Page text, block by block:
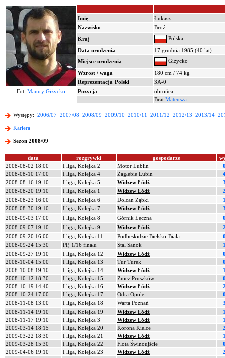
Imię
Łukasz
Nazwisko
Broź
Kraj
Polska
Data urodzenia
17 grudnia 1985 (40 lat)
Miejsce urodzenia
Giżycko
Wzrost / waga
180 cm / 74 kg
Reprezentacja Polski
3A-0
Fot: Mamry Giżycko Pozycja
obrońca
Brat Mateusza
Występy: 2006/07 2007/08 2008/09 2009/10 2010/11 2011/12 2012/13 2013/14
Kariera
Sezon 2008/09
data rozgrywki gospodarze
2008-08-02 18:00
I liga, Kolejka 2 Motor Lublin
2008-08-10 17:00
I liga, Kolejka 4 Zagłębie Lubin
2008-08-16 19:10
I liga, Kolejka 5 Widzew Łódź
2008-08-20 19:10
I liga, Kolejka 1 Widzew Łódź
2008-08-23 16:00
I liga, Kolejka 6 Dolcan Ząbki
2008-08-30 19:10
I liga, Kolejka 7 Widzew Łódź
2008-09-03 17:00
I liga, Kolejka 8 Górnik Łęczna
2008-09-07 19:10
I liga, Kolejka 9 Widzew Łódź
2008-09-20 16:00
I liga, Kolejka 11 Podbeskidzie Bielsko-Biała
2008-09-24 15:30
PP, 1/16 finału Stal Sanok
2008-09-27 19:10
I liga, Kolejka 12 Widzew Łódź
2008-10-04 15:00
I liga, Kolejka 13 Tur Turek
2008-10-08 19:10
I liga, Kolejka 14 Widzew Łódź
2008-10-12 18:30
I liga, Kolejka 15 Znicz Pruszków
2008-10-19 14:40
I liga, Kolejka 16 Widzew Łódź
2008-10-24 17:00
I liga, Kolejka 17 Odra Opole
2008-11-08 13:00
I liga, Kolejka 18 Warta Poznań
2008-11-14 19:10
I liga, Kolejka 19 Widzew Łódź
2008-11-17 19:10
I liga, Kolejka 3 Widzew Łódź
2009-03-14 18:15
I liga, Kolejka 20 Korona Kielce
2009-03-22 18:30
I liga, Kolejka 21 Widzew Łódź
2009-03-28 15:30
I liga, Kolejka 22 Flota Świnoujście
2009-04-06 19:10
I liga, Kolejka 23 Widzew Łódź